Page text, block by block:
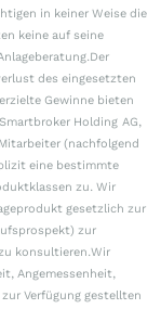
in keiner Weise die
keine auf seine
des eingesetzten
Gewinne bieten
Holding AG,
(nachfolgend
eine bestimmte
zu. Wir
gesetzlich zur
zur
konsultieren.Wir
Angemessenheit,
Verfügung gestellten